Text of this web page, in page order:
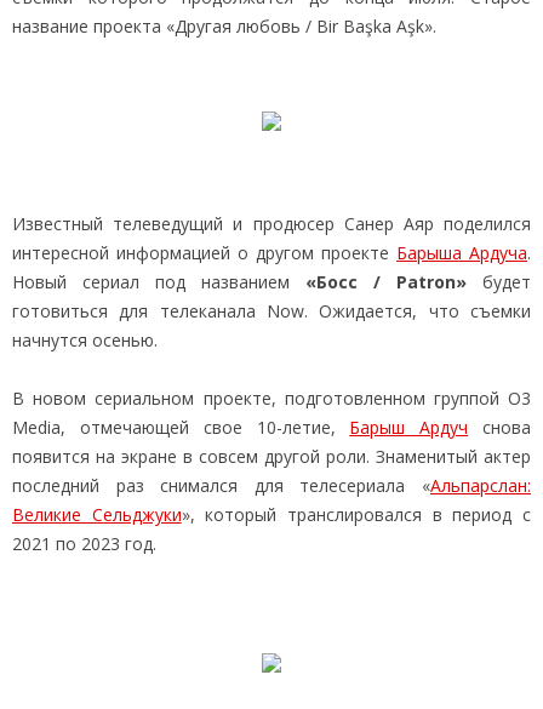
название проекта «Другая любовь / Bir Başka Aşk».
Известный телеведущий и продюсер Санер Аяр поделился
интересной информацией о другом проекте Барыша Ардуча.
Новый сериал под названием «Босс / Patron» будет
готовиться для телеканала Now. Ожидается, что съемки
начнутся осенью.
В новом сериальном проекте, подготовленном группой O3
Media, отмечающей свое 10-летие, Барыш Ардуч снова
появится на экране в совсем другой роли. Знаменитый актер
последний раз снимался для телесериала «Альпарслан:
Великие Сельджуки», который транслировался в период с
2021 по 2023 год.